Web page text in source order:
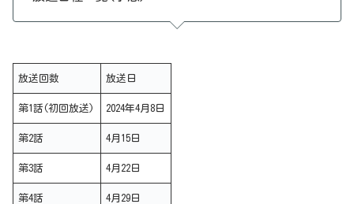
放送回数 放送日
第1話(初回放送) 2024年4月8日
第2話 4月15日
第3話 4月22日
第4話 4月29日